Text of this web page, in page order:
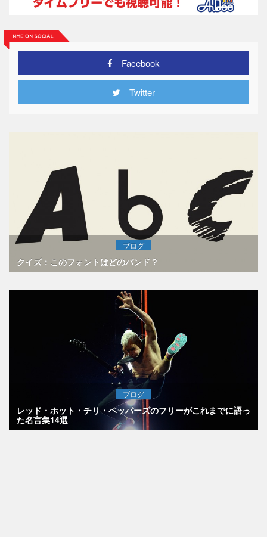
Facebook
Twitter
ブログ
クイズ：このフォントはどのバンド？
ブログ
レッド・ホット・チリ・ペッパーズのフリーがこれまでに語っ
た名言集14選